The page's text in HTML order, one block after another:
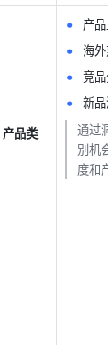
产品类
产
海
竞
新
通过
别机
度和